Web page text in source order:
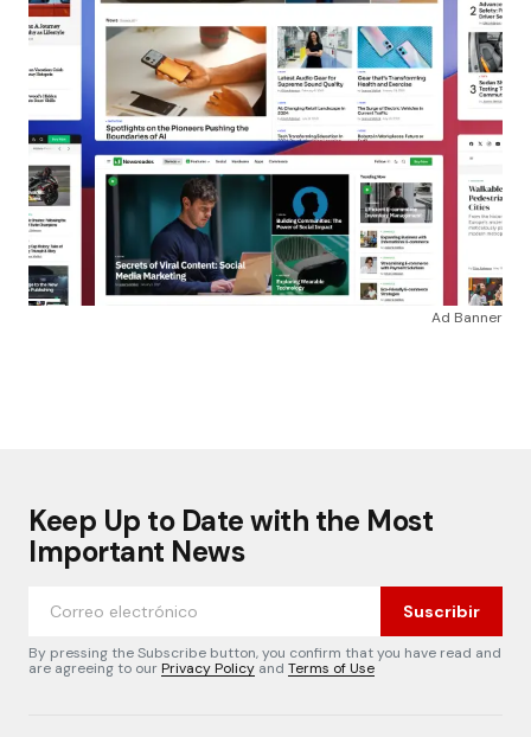
Ad Banner
Keep Up to Date with the Most
Important News
Suscribir
By pressing the Subscribe button, you confirm that you have read and
are agreeing to ourPrivacy Policy and Terms of Use